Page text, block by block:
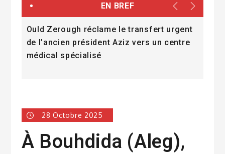
EN BREF
Ould Zerough réclame le transfert urgent
de l’ancien président Aziz vers un centre
médical spécialisé
28 Octobre 2025
À Bouhdida (Aleg),